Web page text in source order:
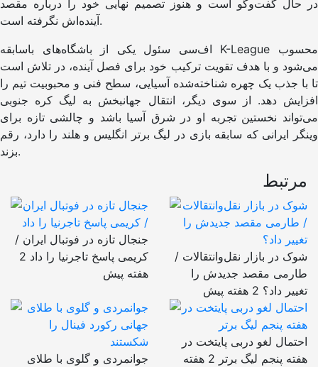
در حال گفت‌و‌گو است و هنوز تصمیم نهایی خود را درباره مقصد
آینده‌اش نگرفته است.
اف‌سی سئول یکی از باشگاه‌های باسابقه K-League محسوب
می‌شود و با هدف تقویت ترکیب خود برای فصل آینده، در تلاش است
تا با جذب یک چهره شناخته‌شده آسیایی، سطح فنی و محبوبیت تیم را
افزایش دهد. از سوی دیگر، انتقال جهانبخش به لیگ کره جنوبی
می‌تواند نخستین تجربه او در شرق آسیا باشد و چالشی تازه برای
وینگر ایرانی که سابقه بازی در لیگ برتر انگلیس و هلند را دارد، رقم
بزند.
مرتبط
جنجال تازه در فوتبال ایران /
کریمی پاسخ تاجرنیا را داد 2
هفته پیش
شوک در بازار نقل‌وانتقالات /
طارمی مقصد جدیدش را
تغییر داد؟ 2 هفته پیش
جوانمردی و گلوی با طلای
احتمال لغو دربی پایتخت در
هفته پنجم لیگ برتر
2 هفته